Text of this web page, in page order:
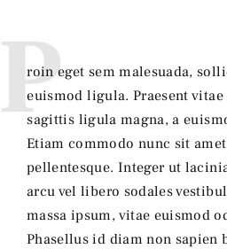
roin eget sem malesuada,
euismod ligula. Praesent
sagittis ligula magna, a
Etiam commodo nunc sit
pellentesque. Integer ut
arcu vel libero sodales
massa ipsum, vitae euismod
Phasellus id diam non sapien